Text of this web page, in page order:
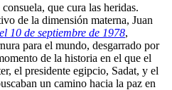
que cura las heridas.
de la dimensión materna, Juan
10 de septiembre de 1978,
para el mundo, desgarrado por
de la historia en el que el
el presidente egipcio, Sadat, y el
un camino hacia la paz en